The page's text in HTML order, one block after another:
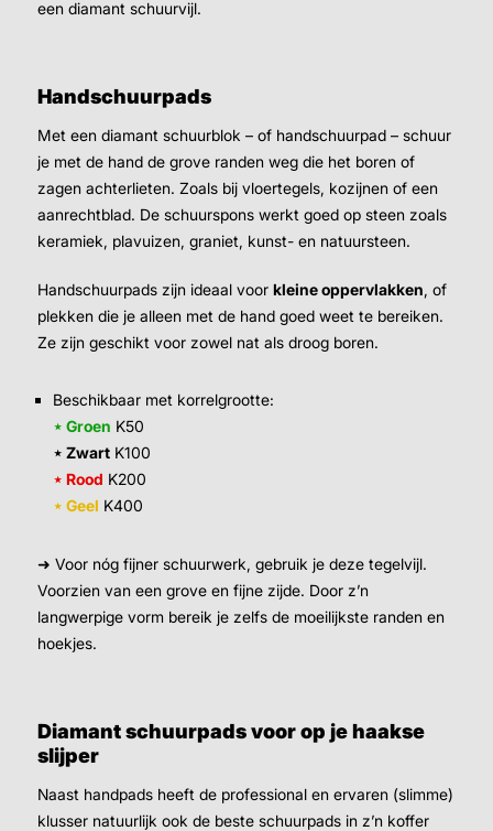
een diamant schuurvijl.
Handschuurpads
Met een diamant schuurblok – of handschuurpad – schuur
je met de hand de grove randen weg die het boren of
zagen achterlieten. Zoals bij vloertegels, kozijnen of een
aanrechtblad. De schuurspons werkt goed op steen zoals
keramiek, plavuizen, graniet, kunst- en natuursteen.
Handschuurpads zijn ideaal voor kleine oppervlakken, of
plekken die je alleen met de hand goed weet te bereiken.
Ze zijn geschikt voor zowel nat als droog boren.
Beschikbaar met korrelgrootte:
⋆ Groen K50
⋆ Zwart K100
⋆ Rood K200
⋆ Geel K400
➜ Voor nóg fijner schuurwerk, gebruik je deze tegelvijl.
Voorzien van een grove en fijne zijde. Door z’n
langwerpige vorm bereik je zelfs de moeilijkste randen en
hoekjes.
Diamant schuurpads voor op je haakse
slijper
Naast handpads heeft de professional en ervaren (slimme)
klusser natuurlijk ook de beste schuurpads in z’n koffer